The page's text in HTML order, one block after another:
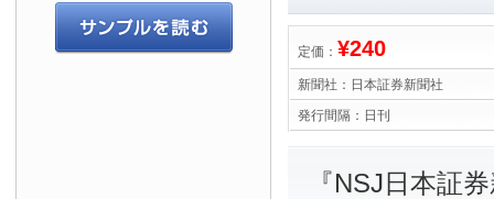
定価： ¥240
新聞社： 日本証券新聞社
発行間隔： 日刊
『NSJ日本証